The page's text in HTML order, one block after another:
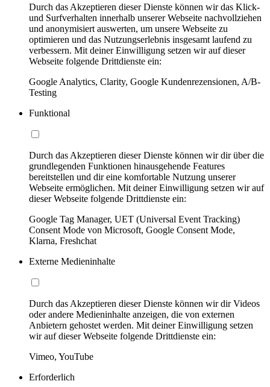
Durch das Akzeptieren dieser Dienste können wir das Klick-
und Surfverhalten innerhalb unserer Webseite nachvollziehen
und anonymisiert auswerten, um unsere Webseite zu
optimieren und das Nutzungserlebnis insgesamt laufend zu
verbessern. Mit deiner Einwilligung setzen wir auf dieser
Webseite folgende Drittdienste ein:
Google Analytics, Clarity, Google Kundenrezensionen, A/B-
Testing
Funktional
Durch das Akzeptieren dieser Dienste können wir dir über die
grundlegenden Funktionen hinausgehende Features
bereitstellen und dir eine komfortable Nutzung unserer
Webseite ermöglichen. Mit deiner Einwilligung setzen wir auf
dieser Webseite folgende Drittdienste ein:
Google Tag Manager, UET (Universal Event Tracking)
Consent Mode von Microsoft, Google Consent Mode,
Klarna, Freshchat
Externe Medieninhalte
Durch das Akzeptieren dieser Dienste können wir dir Videos
oder andere Medieninhalte anzeigen, die von externen
Anbietern gehostet werden. Mit deiner Einwilligung setzen
wir auf dieser Webseite folgende Drittdienste ein:
Vimeo, YouTube
Erforderlich